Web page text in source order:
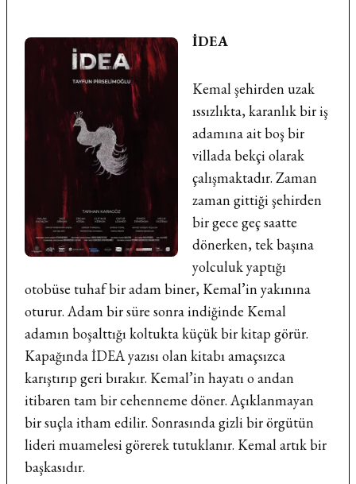
İDEA
Kemal şehirden uzak
ıssızlıkta, karanlık bir iş
adamına ait boş bir
villada bekçi olarak
çalışmaktadır. Zaman
zaman gittiği şehirden
bir gece geç saatte
dönerken, tek başına
yolculuk yaptığı
otobüse tuhaf bir adam biner, Kemal’in yakınına
oturur. Adam bir süre sonra indiğinde Kemal
adamın boşalttığı koltukta küçük bir kitap görür.
Kapağında İDEA yazısı olan kitabı amaçsızca
karıştırıp geri bırakır. Kemal’in hayatı o andan
itibaren tam bir cehenneme döner. Açıklanmayan
bir suçla itham edilir. Sonrasında gizli bir örgütün
lideri muamelesi görerek tutuklanır. Kemal artık bir
başkasıdır.